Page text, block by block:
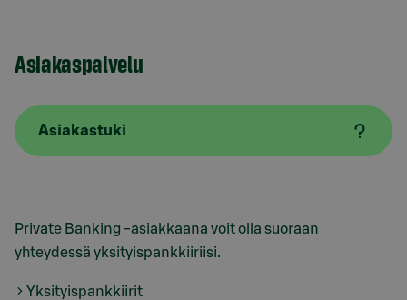
Asiakaspalvelu
Asiakastuki
Private Banking -asiakkaana voit olla suoraan
yhteydessä yksityispankkiiriisi.
Yksityispankkiirit